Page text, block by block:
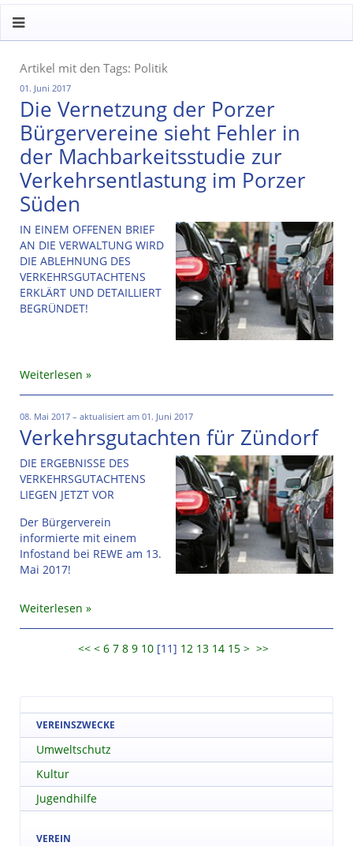
Artikel mit den Tags: Politik
01. Juni 2017
Die Vernetzung der Porzer
Bürgervereine sieht Fehler in
der Machbarkeitsstudie zur
Verkehrsentlastung im Porzer
Süden
IN EINEM OFFENEN BRIEF
AN DIE VERWALTUNG WIRD
DIE ABLEHNUNG DES
VERKEHRSGUTACHTENS
ERKLÄRT UND DETAILLIERT
BEGRÜNDET!
Weiterlesen
08. Mai 2017 – aktualisiert am 01. Juni 2017
Verkehrsgutachten für Zündorf
DIE ERGEBNISSE DES
VERKEHRSGUTACHTENS
LIEGEN JETZT VOR
Der Bürgerverein
informierte mit einem
Infostand bei REWE am 13.
Mai 2017!
Weiterlesen
<< < 6 7 8 9 10 [11] 12 13 14 15 > >>
VEREINSZWECKE
Umweltschutz
Kultur
Jugendhilfe
VEREIN